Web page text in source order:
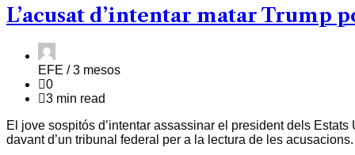
L’acusat d’intentar matar Trump
EFE /3 mesos
0
3 min read
El jove sospitós d’intentar assassinar el president dels
davant d’un tribunal federal per a la lectura de les